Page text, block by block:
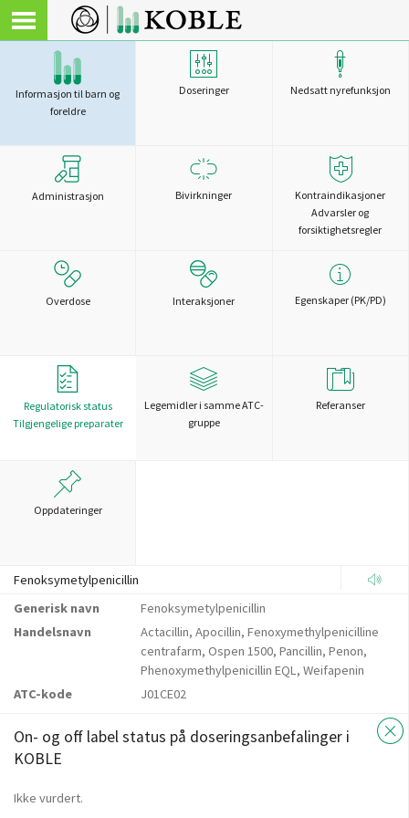
Informasjon til barn og
foreldre
Doseringer Nedsatt nyrefunksjon
Administrasjon Bivirkninger
Kontraindikasjoner
Advarsler og
forsiktighetsregler
Overdose Interaksjoner Egenskaper (PK/PD)
Regulatorisk status
Tilgjengelige preparater
Legemidler i samme ATC-
gruppe
Referanser
Oppdateringer
Fenoksymetylpenicillin
Generisk navn
Fenoksymetylpenicillin
Handelsnavn
Actacillin, Apocillin, Fenoxymethylpenicilline
centrafarm, Ospen 1500, Pancillin, Penon,
Phenoxymethylpenicillin EQL, Weifapenin
ATC-kode
J01CE02
On- og off label status på doseringsanbefalinger i
KOBLE
Ikke vurdert.